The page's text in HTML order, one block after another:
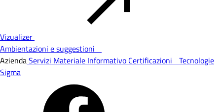
Vizualizer
Ambientazioni e suggestioni
AziendaServizi Materiale Informativo Certificazioni Tecnologie
Sigma